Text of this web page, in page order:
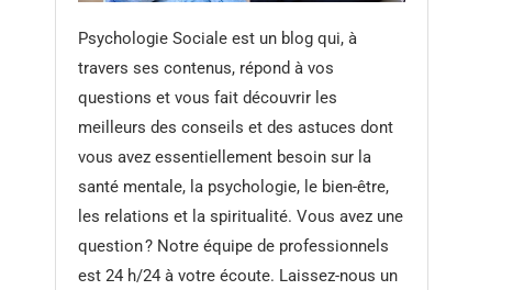
Psychologie Sociale est un blog qui, à
travers ses contenus, répond à vos
questions et vous fait découvrir les
meilleurs des conseils et des astuces dont
vous avez essentiellement besoin sur la
santé mentale, la psychologie, le bien-être,
les relations et la spiritualité. Vous avez une
question ? Notre équipe de professionnels
est 24 h/24 à votre écoute. Laissez-nous un